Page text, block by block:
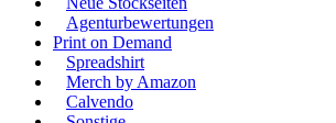
Agenturbewertungen
Print on Demand
Spreadshirt
Merch by Amazon
Calvendo